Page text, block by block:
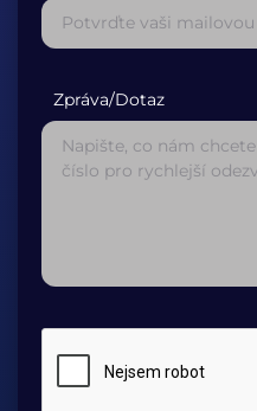
Zpráva/Dotaz